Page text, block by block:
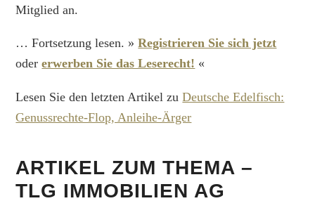
Mitglied an.
… Fortsetzung lesen. »Registrieren Sie sich jetzt
odererwerben Sie das Leserecht! «
Lesen Sie den letzten Artikel zuDeutsche Edelfisch:
Genussrechte-Flop, Anleihe-Ärger
ARTIKEL ZUM THEMA –
TLG IMMOBILIEN AG